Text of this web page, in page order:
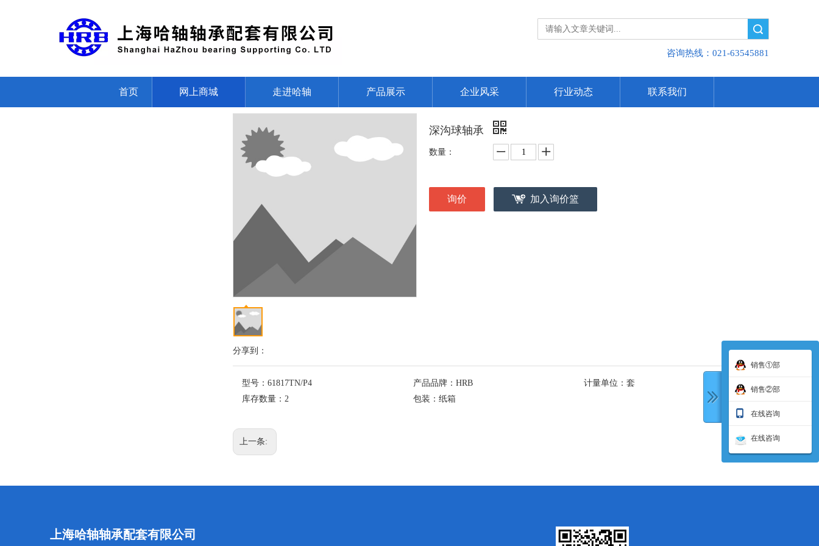
咨询热线：021-63545881
首页 网上商城 走进哈轴 产品展示 企业风采 行业动态 联系我们
分享到：
深沟球轴承
数量：
询价 加入询价篮
型号： 61817TN/P4 产品品牌： HRB 计量单位： 套
库存数量： 2 包装： 纸箱
上一条: 下一条:
销售①部
销售②部
在线咨询
在线咨询
上海哈轴轴承配套有限公司